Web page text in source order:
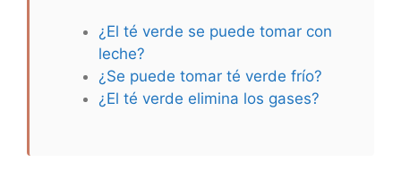
¿El té verde se puede tomar con
leche?
¿Se puede tomar té verde frío?
¿El té verde elimina los gases?